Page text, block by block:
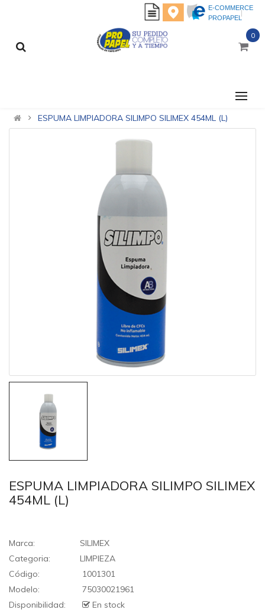
E-COMMERCE
PROPAPEL
0
ESPUMA LIMPIADORA SILIMPO SILIMEX 454ML (L)
ESPUMA LIMPIADORA SILIMPO SILIMEX
454ML (L)
Marca:
SILIMEX
Categoria:
LIMPIEZA
Código:
1001301
Modelo:
75030021961
Disponibilidad:
En stock